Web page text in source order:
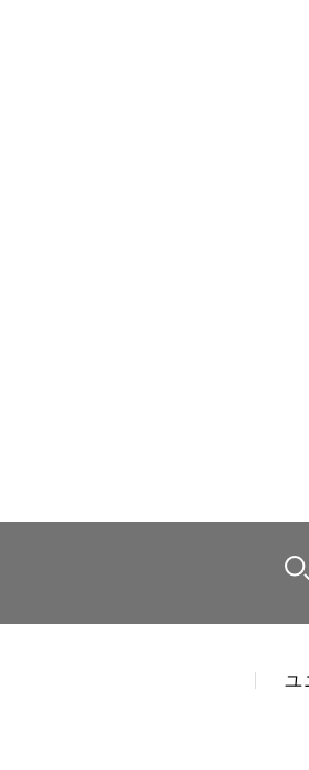
ユ